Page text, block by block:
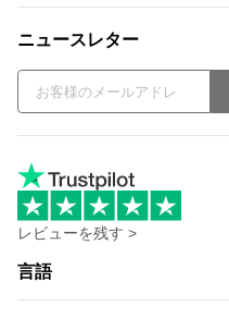
ニュースレター
レビューを残す >
言語